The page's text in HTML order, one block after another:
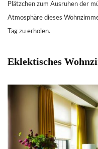
Plätzchen zum Ausruhen der
Atmosphäre dieses
Tag zu erholen.
Eklektisches